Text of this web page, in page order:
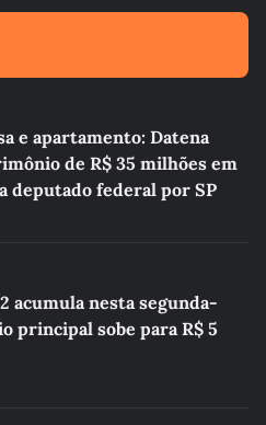
e apartamento: Datena
de R$ 35 milhões em
deputado federal por SP
acumula nesta segunda-
principal sobe para R$ 5